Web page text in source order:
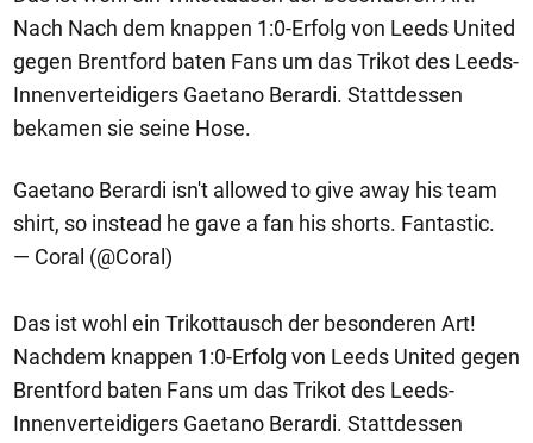
Nach Nach dem knappen 1:0-Erfolg von Leeds United
gegen Brentford baten Fans um das Trikot des Leeds-
Innenverteidigers Gaetano Berardi. Stattdessen
bekamen sie seine Hose.
Gaetano Berardi isn't allowed to give away his team
shirt, so instead he gave a fan his shorts. Fantastic.
— Coral (@Coral)
Das ist wohl ein Trikottausch der besonderen Art!
Nachdem knappen 1:0-Erfolg von Leeds United gegen
Brentford baten Fans um das Trikot des Leeds-
Innenverteidigers Gaetano Berardi. Stattdessen